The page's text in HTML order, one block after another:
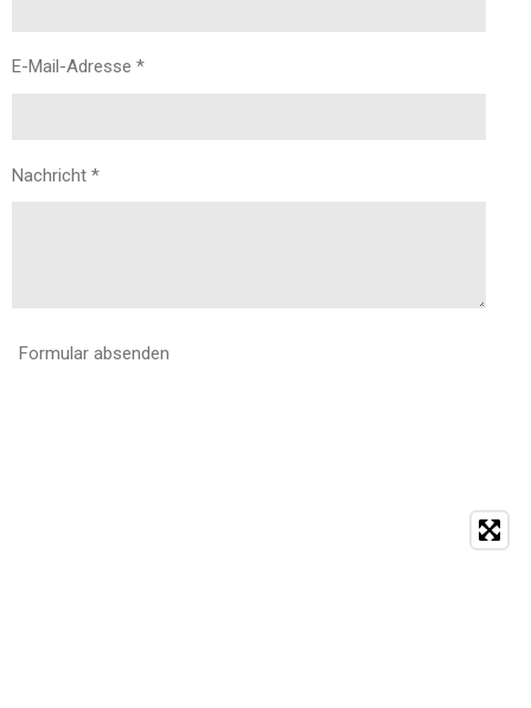
E-Mail-Adresse *
Nachricht *
Formular absenden